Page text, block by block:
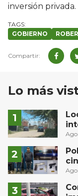
inversión privada.
GOBIERNO
Lo más